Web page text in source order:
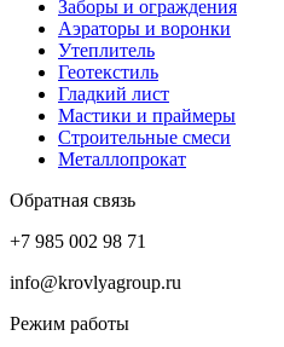
Заборы и ограждения
Аэраторы и воронки
Утеплитель
Геотекстиль
Гладкий лист
Мастики и праймеры
Строительные смеси
Металлопрокат
Обратная связь
+7 985 002 98 71
info@krovlyagroup.ru
Режим работы